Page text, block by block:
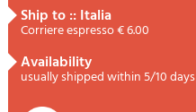
ship to :: Italia
Corriere espresso € 6.00
availability
usually shipped within 5/10 days